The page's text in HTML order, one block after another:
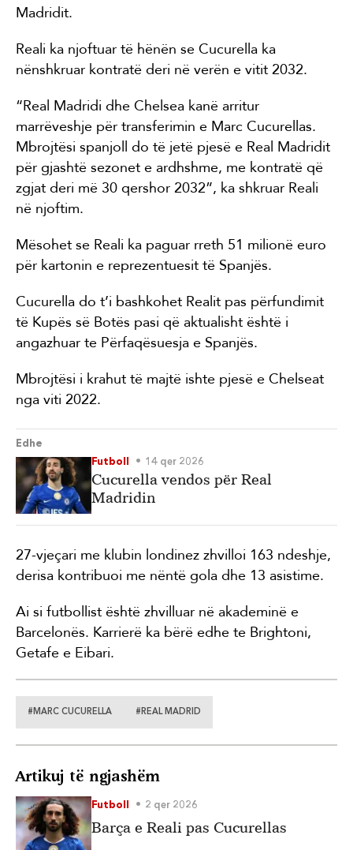
Madridit.
Reali ka njoftuar të hënën se Cucurella ka
nënshkruar kontratë deri në verën e vitit 2032.
“Real Madridi dhe Chelsea kanë arritur
marrëveshje për transferimin e Marc Cucurellas.
Mbrojtësi spanjoll do të jetë pjesë e Real Madridit
për gjashtë sezonet e ardhshme, me kontratë që
zgjat deri më 30 qershor 2032”, ka shkruar Reali
në njoftim.
Mësohet se Reali ka paguar rreth 51 milionë euro
për kartonin e reprezentuesit të Spanjës.
Cucurella do t’i bashkohet Realit pas përfundimit
të Kupës së Botës pasi që aktualisht është i
angazhuar te Përfaqësuesja e Spanjës.
Mbrojtësi i krahut të majtë ishte pjesë e Chelseat
nga viti 2022.
Edhe
Futboll
14 qer 2026
Cucurella vendos për Real
Madridin
27-vjeçari me klubin londinez zhvilloi 163 ndeshje,
derisa kontribuoi me nëntë gola dhe 13 asistime.
Ai si futbollist është zhvilluar në akademinë e
Barcelonës. Karrierë ka bërë edhe te Brightoni,
Getafe e Eibari.
#MARC CUCURELLA #REAL MADRID
Artikuj të ngjashëm
Futboll 2 qer 2026
Barça e Reali pas Cucurellas